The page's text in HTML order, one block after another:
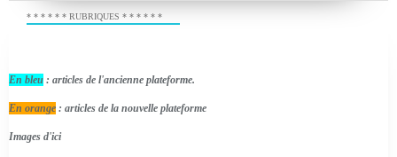
* * * * * * RUBRIQUES * * * * * *
En bleu : articles de l'ancienne plateforme.
En orange : articles de la nouvelle plateforme
Images d'ici